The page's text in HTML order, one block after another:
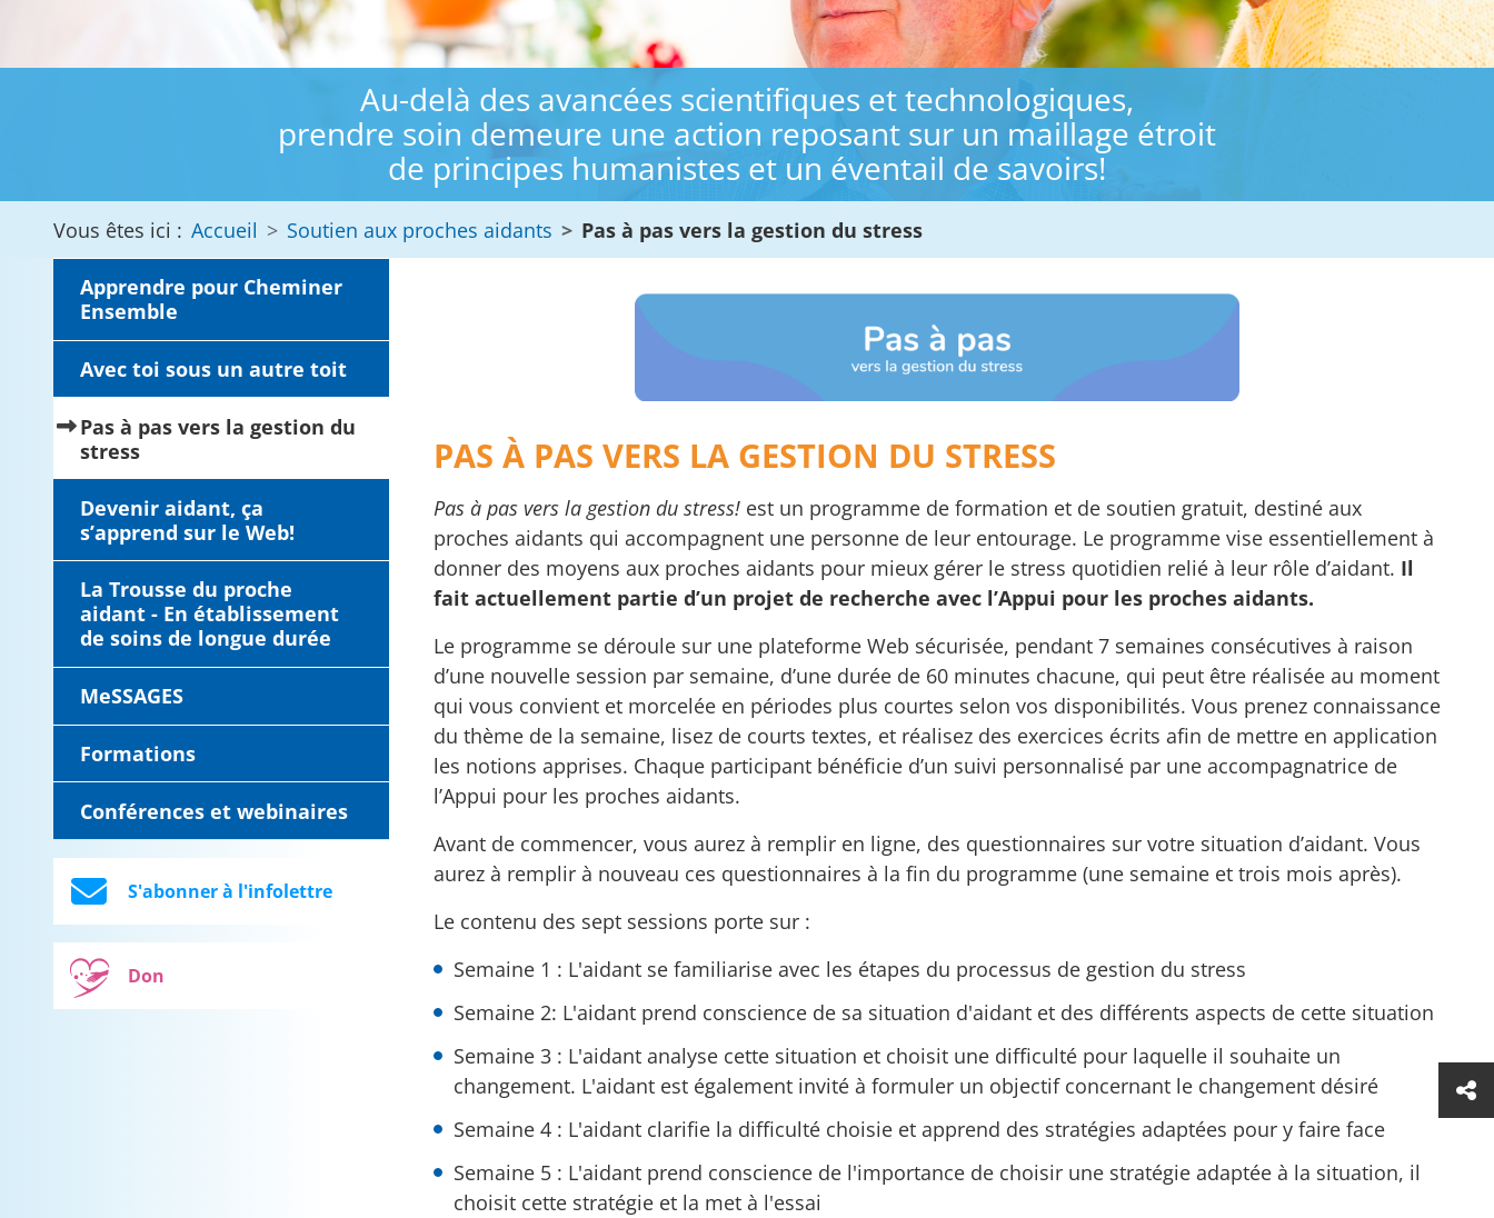
Au-delà des avancées scientifiques et technologiques,
prendre soin demeure une action reposant sur un maillage étroit
de principes humanistes et un éventail de savoirs!
Vous êtes ici : Accueil Soutien aux proches aidants Pas à pas vers la gestion du stress
Apprendre pour Cheminer
Ensemble
Avec toi sous un autre toit
Pas à pas vers la gestion du
stress(current)
Devenir aidant, ça
s’apprend sur le Web!
La Trousse du proche
aidant - En établissement
de soins de longue durée
MeSSAGES
Formations
Conférences et webinaires
S'abonner à l'infolettre
Don
PAS À PAS VERS LA GESTION DU STRESS
Pas à pas vers la gestion du stress! est un programme de formation et de soutien gratuit, destiné aux
proches aidants qui accompagnent une personne de leur entourage. Le programme vise essentiellement à
donner des moyens aux proches aidants pour mieux gérer le stress quotidien relié à leur rôle d’aidant. Il
fait actuellement partie d’un projet de recherche avec l’Appui pour les proches aidants.
Le programme se déroule sur une plateforme Web sécurisée, pendant 7 semaines consécutives à raison
d’une nouvelle session par semaine, d’une durée de 60 minutes chacune, qui peut être réalisée au moment
qui vous convient et morcelée en périodes plus courtes selon vos disponibilités. Vous prenez connaissance
du thème de la semaine, lisez de courts textes, et réalisez des exercices écrits afin de mettre en application
les notions apprises. Chaque participant bénéficie d’un suivi personnalisé par une accompagnatrice de
l’Appui pour les proches aidants.
Avant de commencer, vous aurez à remplir en ligne, des questionnaires sur votre situation d’aidant. Vous
aurez à remplir à nouveau ces questionnaires à la fin du programme (une semaine et trois mois après).
Le contenu des sept sessions porte sur :
Semaine 1 : L'aidant se familiarise avec les étapes du processus de gestion du stress
Semaine 2: L'aidant prend conscience de sa situation d'aidant et des différents aspects de cette situation
Semaine 3 : L'aidant analyse cette situation et choisit une difficulté pour laquelle il souhaite un
changement. L'aidant est également invité à formuler un objectif concernant le changement désiré
Semaine 4 : L'aidant clarifie la difficulté choisie et apprend des stratégies adaptées pour y faire face
Semaine 5 : L'aidant prend conscience de l'importance de choisir une stratégie adaptée à la situation, il
choisit cette stratégie et la met à l'essai